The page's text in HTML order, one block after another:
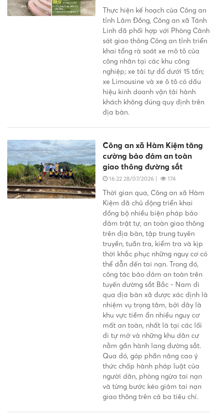
Thực hiện kế hoạch của Công an
tỉnh Lâm Đồng, Công an xã Tánh
Linh đã phối hợp với Phòng Cảnh
sát giao thông Công an tỉnh triển
khai tổng rà soát xe mô tô của
công nhân tại các khu công
nghiệp; xe tải tự đổ dưới 15 tấn;
xe Limousine và xe ô tô có dấu
hiệu kinh doanh vận tải hành
khách không đúng quy định trên
địa bàn.
Công an xã Hàm Kiệm tăng
cường bảo đảm an toàn
giao thông đường sắt
16:22 28/07/2026 | 174
Thời gian qua, Công an xã Hàm
Kiệm đã chủ động triển khai
đồng bộ nhiều biện pháp bảo
đảm trật tự, an toàn giao thông
trên địa bàn, tập trung tuyên
truyền, tuần tra, kiểm tra và kịp
thời khắc phục những nguy cơ có
thể dẫn đến tai nạn. Trong đó,
công tác bảo đảm an toàn trên
tuyến đường sắt Bắc - Nam đi
qua địa bàn xã được xác định là
nhiệm vụ trọng tâm, bởi đây là
khu vực tiềm ẩn nhiều nguy cơ
mất an toàn, nhất là tại các lối
đi tự mở và những khu dân cư
nằm gần hành lang đường sắt.
Qua đó, góp phần nâng cao ý
thức chấp hành pháp luật của
người dân, phòng ngừa tai nạn
và từng bước kéo giảm tai nạn
giao thông trên cả ba tiêu chí.